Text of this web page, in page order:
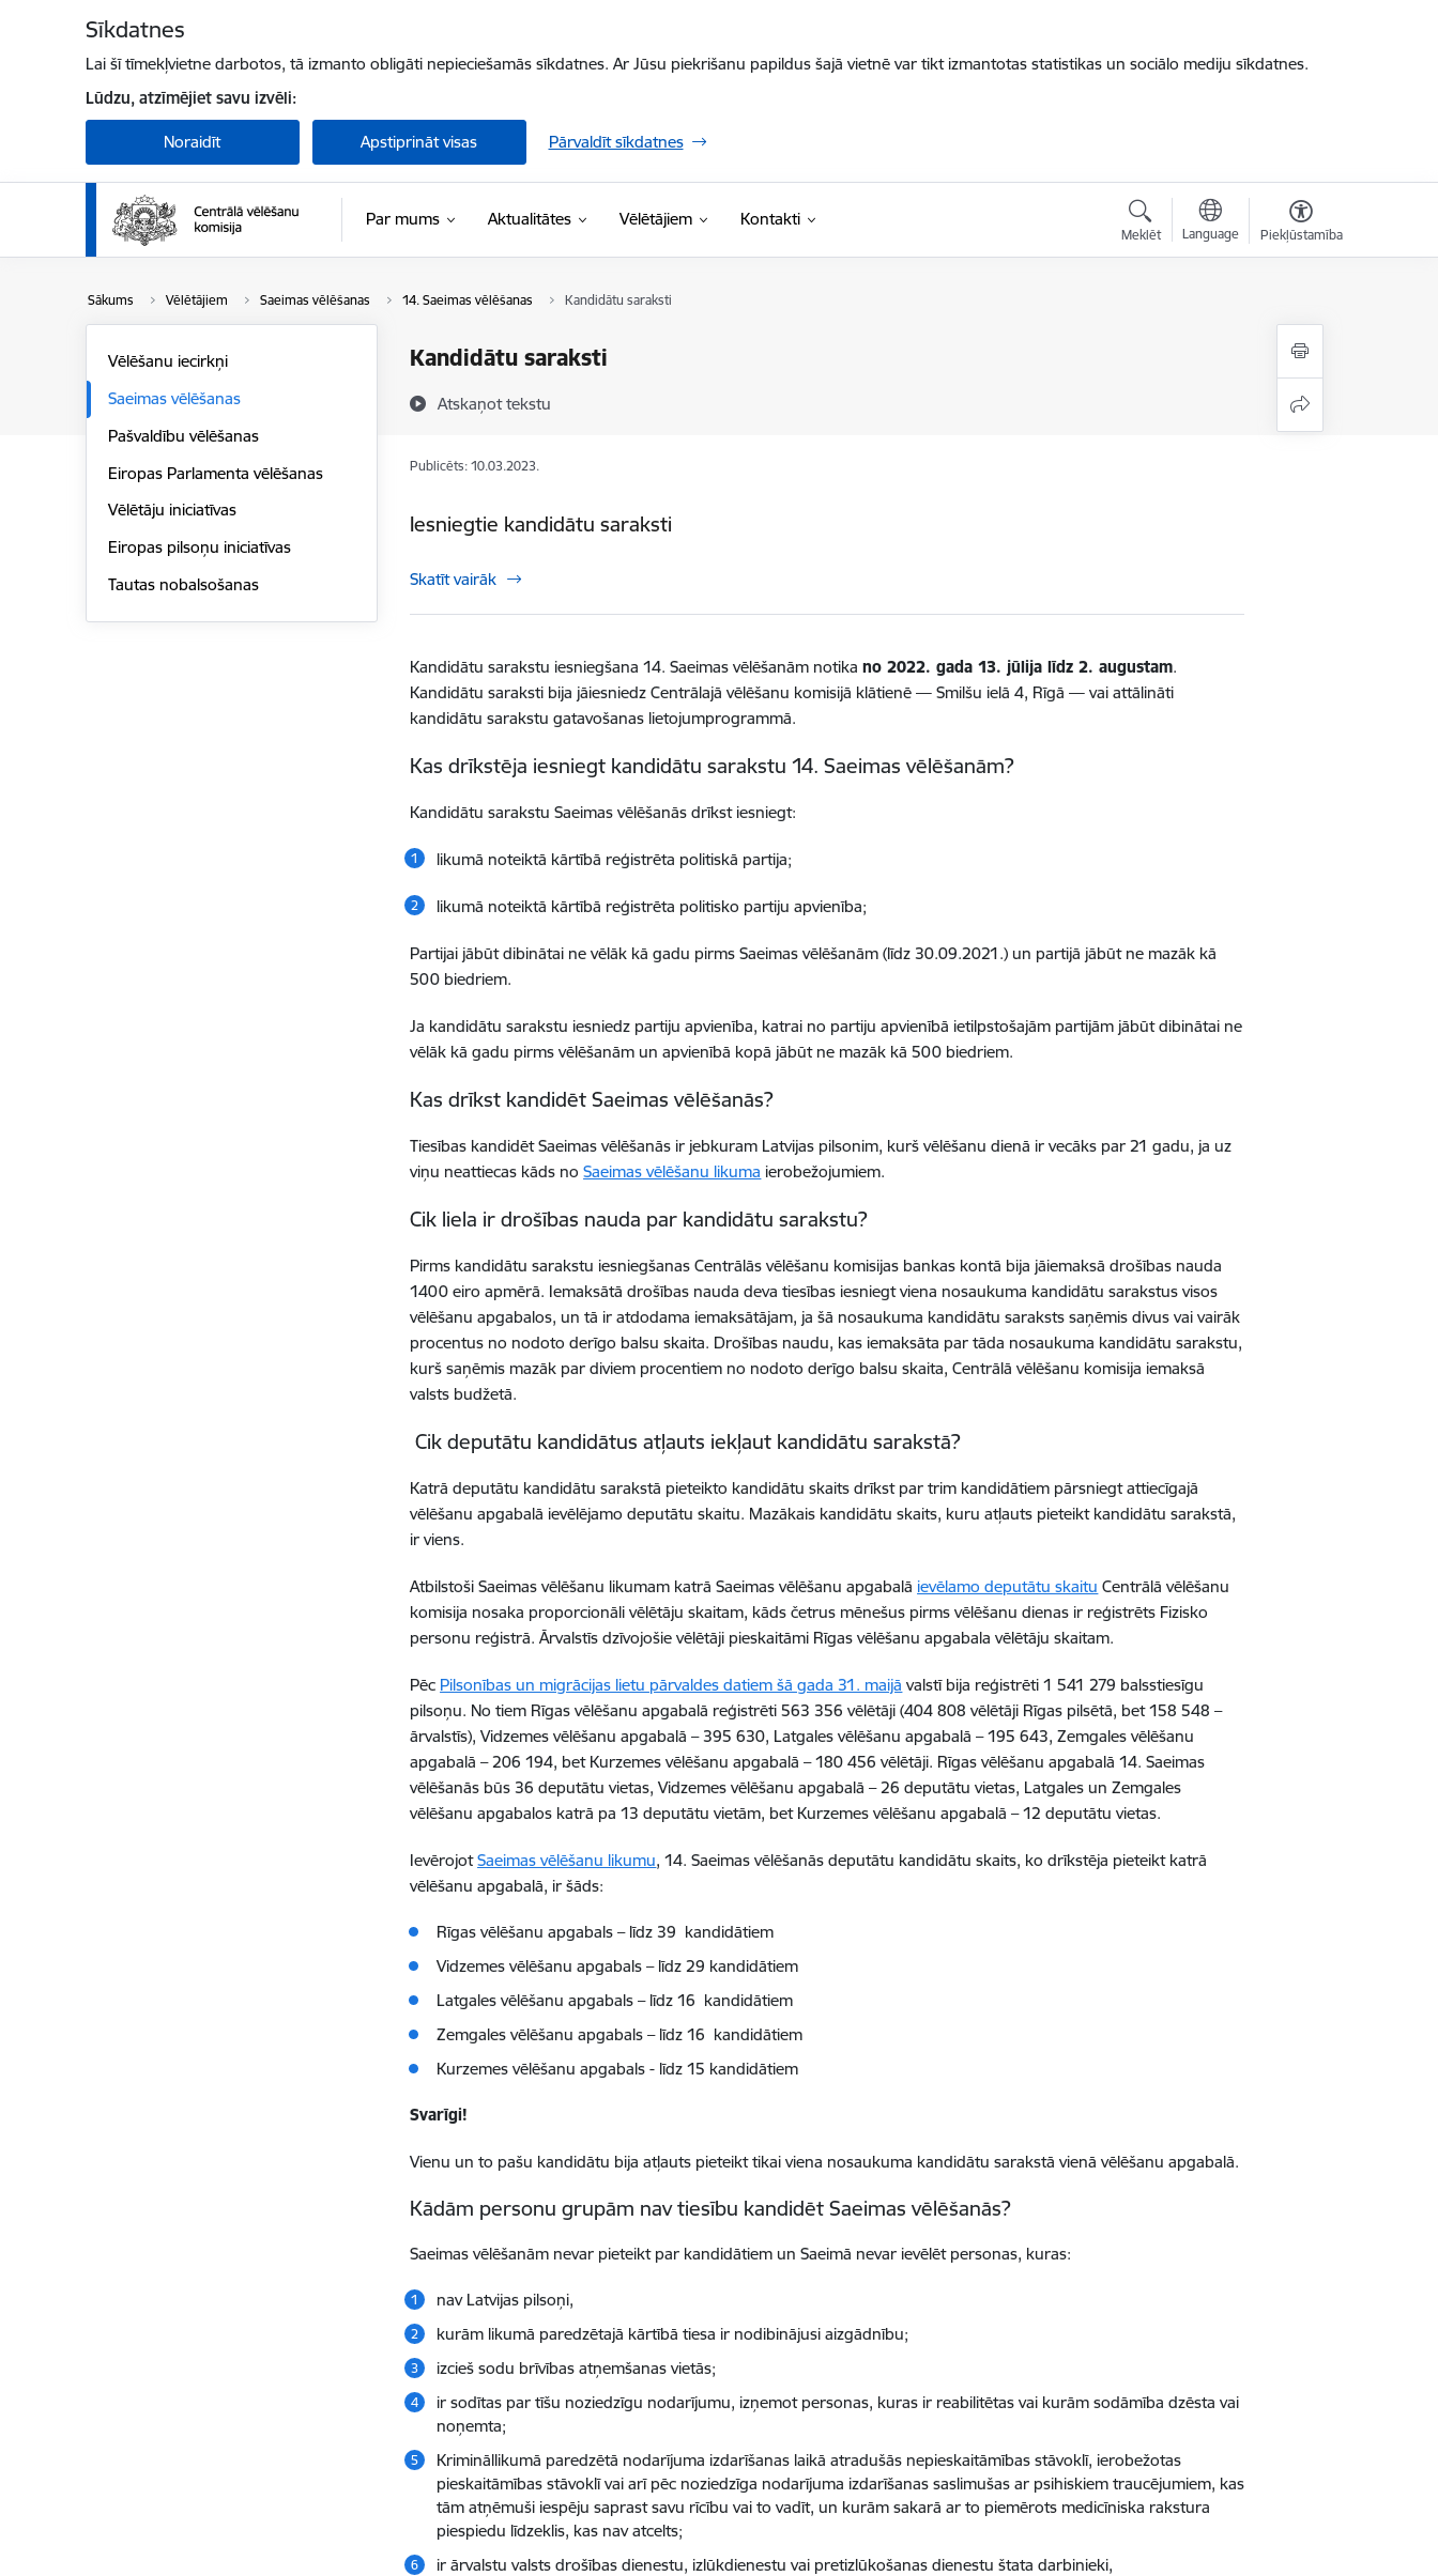
Sīkdatnes
Lai šī tīmekļvietne darbotos, tā izmanto obligāti nepieciešamās sīkdatnes. Ar Jūsu piekrišanu papildus šajā vietnē var tikt izmantotas statistikas un sociālo mediju sīkdatnes.
Lūdzu, atzīmējiet savu izvēli:
Noraidīt Apstiprināt visas Pārvaldīt sīkdatnes
Par mums Aktualitātes Vēlētājiem Kontakti
Meklēt Language Piekļūstamība
Sākums Vēlētājiem Saeimas vēlēšanas 14. Saeimas vēlēšanas Kandidātu saraksti
Kandidātu saraksti
Atskaņot tekstu
Vēlēšanu iecirkņi
Saeimas vēlēšanas
Pašvaldību vēlēšanas
Eiropas Parlamenta vēlēšanas
Vēlētāju iniciatīvas
Eiropas pilsoņu iniciatīvas
Tautas nobalsošanas
Publicēts: 10.03.2023.
Iesniegtie kandidātu saraksti
Skatīt vairāk
Kandidātu sarakstu iesniegšana 14. Saeimas vēlēšanām notikano 2022. gada 13. jūlija līdz 2. augustam.
Kandidātu saraksti bija jāiesniedz Centrālajā vēlēšanu komisijā klātienē — Smilšu ielā 4, Rīgā — vai attālināti
kandidātu sarakstu gatavošanas lietojumprogrammā.
Kas drīkstēja iesniegt kandidātu sarakstu 14. Saeimas vēlēšanām?
Kandidātu sarakstu Saeimas vēlēšanās drīkst iesniegt:
likumā noteiktā kārtībā reģistrēta politiskā partija;
likumā noteiktā kārtībā reģistrēta politisko partiju apvienība;
Partijai jābūt dibinātai ne vēlāk kā gadu pirms Saeimas vēlēšanām (līdz 30.09.2021.) un partijā jābūt ne mazāk kā
500 biedriem.
Ja kandidātu sarakstu iesniedz partiju apvienība, katrai no partiju apvienībā ietilpstošajām partijām jābūt dibinātai ne
vēlāk kā gadu pirms vēlēšanām un apvienībā kopā jābūt ne mazāk kā 500 biedriem.
Kas drīkst kandidēt Saeimas vēlēšanās?
Tiesības kandidēt Saeimas vēlēšanās ir jebkuram Latvijas pilsonim, kurš vēlēšanu dienā ir vecāks par 21 gadu, ja uz
viņu neattiecas kāds noSaeimas vēlēšanu likuma ierobežojumiem.
Cik liela ir drošības nauda par kandidātu sarakstu?
Pirms kandidātu sarakstu iesniegšanas Centrālās vēlēšanu komisijas bankas kontā bija jāiemaksā drošības nauda
1400 eiro apmērā. Iemaksātā drošības nauda deva tiesības iesniegt viena nosaukuma kandidātu sarakstus visos
vēlēšanu apgabalos, un tā ir atdodama iemaksātājam, ja šā nosaukuma kandidātu saraksts saņēmis divus vai vairāk
procentus no nodoto derīgo balsu skaita. Drošības naudu, kas iemaksāta par tāda nosaukuma kandidātu sarakstu,
kurš saņēmis mazāk par diviem procentiem no nodoto derīgo balsu skaita, Centrālā vēlēšanu komisija iemaksā
valsts budžetā.
Cik deputātu kandidātus atļauts iekļaut kandidātu sarakstā?
Katrā deputātu kandidātu sarakstā pieteikto kandidātu skaits drīkst par trim kandidātiem pārsniegt attiecīgajā
vēlēšanu apgabalā ievēlējamo deputātu skaitu. Mazākais kandidātu skaits, kuru atļauts pieteikt kandidātu sarakstā,
ir viens.
Atbilstoši Saeimas vēlēšanu likumam katrā Saeimas vēlēšanu apgabalā ievēlamo deputātu skaitu Centrālā vēlēšanu
komisija nosaka proporcionāli vēlētāju skaitam, kāds četrus mēnešus pirms vēlēšanu dienas ir reģistrēts Fizisko
personu reģistrā. Ārvalstīs dzīvojošie vēlētāji pieskaitāmi Rīgas vēlēšanu apgabala vēlētāju skaitam.
Pēc Pilsonības un migrācijas lietu pārvaldes datiem šā gada 31. maijā valstī bija reģistrēti 1 541 279 balsstiesīgu
pilsoņu. No tiem Rīgas vēlēšanu apgabalā reģistrēti 563 356 vēlētāji (404 808 vēlētāji Rīgas pilsētā, bet 158 548 –
ārvalstīs), Vidzemes vēlēšanu apgabalā – 395 630, Latgales vēlēšanu apgabalā – 195 643, Zemgales vēlēšanu
apgabalā – 206 194, bet Kurzemes vēlēšanu apgabalā – 180 456 vēlētāji. Rīgas vēlēšanu apgabalā 14. Saeimas
vēlēšanās būs 36 deputātu vietas, Vidzemes vēlēšanu apgabalā – 26 deputātu vietas, Latgales un Zemgales
vēlēšanu apgabalos katrā pa 13 deputātu vietām, bet Kurzemes vēlēšanu apgabalā – 12 deputātu vietas.
IevērojotSaeimas vēlēšanu likumu,14. Saeimas vēlēšanās deputātu kandidātu skaits, ko drīkstēja pieteikt katrā
vēlēšanu apgabalā, ir šāds:
Rīgas vēlēšanu apgabals – līdz 39 kandidātiem
Vidzemes vēlēšanu apgabals – līdz 29 kandidātiem
Latgales vēlēšanu apgabals – līdz 16 kandidātiem
Zemgales vēlēšanu apgabals – līdz 16 kandidātiem
Kurzemes vēlēšanu apgabals - līdz 15 kandidātiem
Svarīgi!
Vienu un to pašu kandidātu bija atļauts pieteikt tikai viena nosaukuma kandidātu sarakstā vienā vēlēšanu apgabalā.
Kādām personu grupām nav tiesību kandidēt Saeimas vēlēšanās?
Saeimas vēlēšanām nevar pieteikt par kandidātiem un Saeimā nevar ievēlēt personas, kuras:
nav Latvijas pilsoņi,
kurām likumā paredzētajā kārtībā tiesa ir nodibinājusi aizgādnību;
izcieš sodu brīvības atņemšanas vietās;
ir sodītas par tīšu noziedzīgu nodarījumu, izņemot personas, kuras ir reabilitētas vai kurām sodāmība dzēsta vai
noņemta;
Krimināllikumā paredzētā nodarījuma izdarīšanas laikā atradušās nepieskaitāmības stāvoklī, ierobežotas
pieskaitāmības stāvoklī vai arī pēc noziedzīga nodarījuma izdarīšanas saslimušas ar psihiskiem traucējumiem, kas
tām atņēmuši iespēju saprast savu rīcību vai to vadīt, un kurām sakarā ar to piemērots medicīniska rakstura
piespiedu līdzeklis, kas nav atcelts;
ir ārvalstu valsts drošības dienestu, izlūkdienestu vai pretizlūkošanas dienestu štata darbinieki,